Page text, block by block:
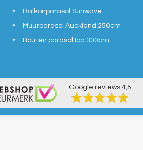
Balkonparasol Sunwave
Muurparasol Auckland 250cm
Houten parasol Ica 300cm
Google reviews 4,5